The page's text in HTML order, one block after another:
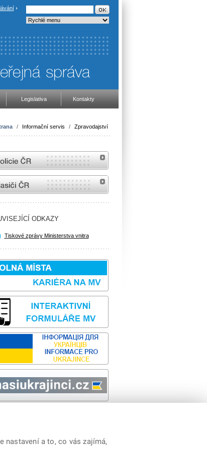
Legislativa Kontakty
/ Informační servis / Zpravodajství
stránky Policie ČR
stránky Hasiči ČR
ODKAZY
Tiskové zprávy Ministerstva vnitra
o přístupnosti | Cookies | RSS
nastavení a to, co vás zajímá,